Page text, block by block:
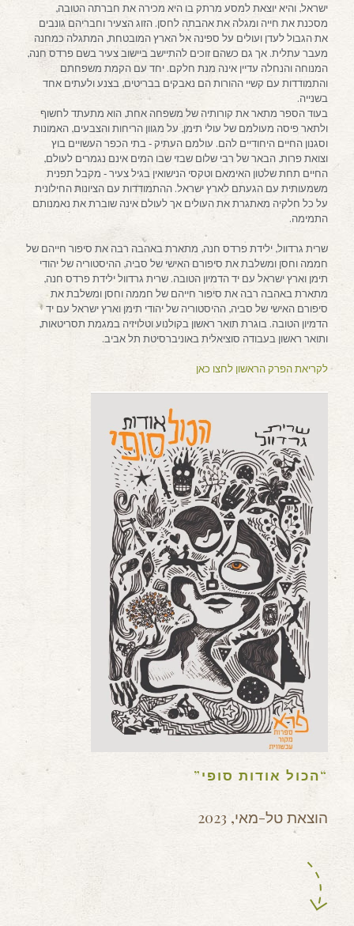
ישראל, והיא יוצאת למסע מרתק בו היא מכירה את חברתה הטובה,
מסכנת את חייה ומגלה את אהבתה לחסן. הזוג הצעיר וחבריהם גונבים
את הגבול לעדן ועולים על ספינה אל הארץ המובטחת, המתגלה כמחנה
מעבר עתלית. אך גם כשהם זוכים להתיישב ביישוב צעיר בשם פרדס חנה,
המנוחה והנחלה עדיין אינה מנת חלקם. יחד עם הקמת משפחתם
והתמודדות עם קשיי ההורות הם נאבקים בבריטים, בצנע ולעתים אחד
בשנייה.
בעוד הספר מתאר את קורותיה של משפחה אחת, הוא מתעתד לחשוף
ולתאר פיסה מעולמם של עולי תימן, על מגוון הריחות והצבעים, האמונות
וסגנון החיים היחודיים להם. עולמם העתיק ‐ בתי הכפר העשויים בוץ
וצואת פרות, הבאר של רבי שלום שבזי שבו המים אינם נגמרים לעולם,
החיים תחת שלטון האימאם וטקסי הנישואין בגיל צעיר ‐ מקבל תפנית
משמעותית עם הגעתם לארץ ישראל. ההתמודדות עם הציונות החילונית
על כל חלקיה מאתגרת את העולים אך לעולם אינה שוברת את נאמנותם
התמימה.
שרית גרדוול, ילידת פרדס חנה, מתארת באהבה רבה את סיפור חייהם של
חממה וחסן ומשלבת את סיפורם האישי של סביה, ההיסטוריה של יהודי
תימן וארץ ישראל עם יד הדמיון הטובה. שרית גרדוול ילידת פרדס חנה,
מתארת באהבה רבה את סיפור חייהם של חממה וחסן ומשלבת את
סיפורם האישי של סביה, ההיסטוריה של יהודי תימן וארץ ישראל עם יד
הדמיון הטובה. בוגרת תואר ראשון בקולנוע וטלויזיה במגמת תסריטאות,
ותואר ראשון בעבודה סוציאלית באוניברסיטת תל אביב.
לקריאת הפרק הראשון לחצו כאן
“הכול אודות סופי”
הוצאת טל-מאי, 2023